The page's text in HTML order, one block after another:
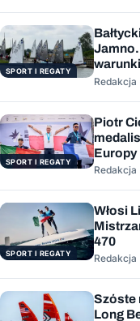
SPORT I REGATY
Jamno.
Redakcja
SPORT I REGATY
Piotr
Europy
Redakcja
SPORT I REGATY
Włosi
470
Redakcja
Szóste
Long